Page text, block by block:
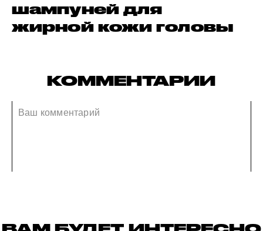
шампуней для
жирной кожи головы
КОММЕНТАРИИ